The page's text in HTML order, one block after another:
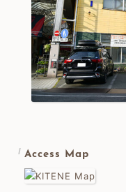
Access Map